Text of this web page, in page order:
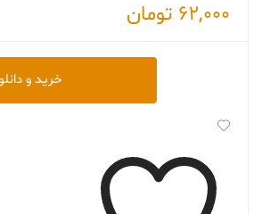
62,000 تومان
اثر
سوزان
کین
عدد
خرید و